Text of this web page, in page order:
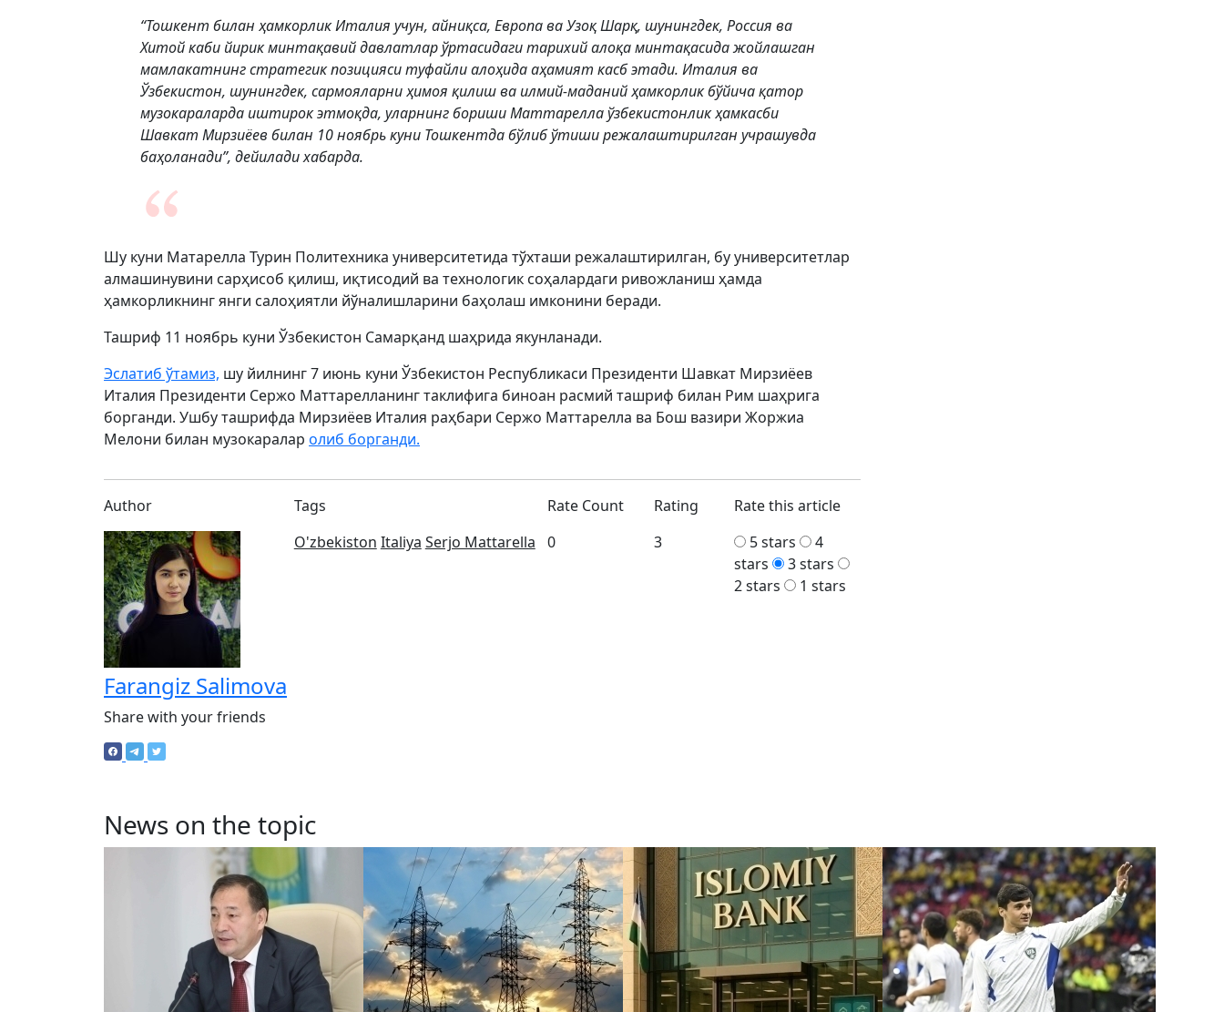
“Тошкент билан ҳамкорлик Италия учун, айниқса, Европа ва Узоқ Шарқ, шунингдек, Россия ва
Хитой каби йирик минтақавий давлатлар ўртасидаги тарихий алоқа минтақасида жойлашган
мамлакатнинг стратегик позицияси туфайли алоҳида аҳамият касб этади. Италия ва
Ўзбекистон, шунингдек, сармояларни ҳимоя қилиш ва илмий-маданий ҳамкорлик бўйича қатор
музокараларда иштирок этмоқда, уларнинг бориши Маттарелла ўзбекистонлик ҳамкасби
Шавкат Мирзиёев билан 10 ноябрь куни Тошкентда бўлиб ўтиши режалаштирилган учрашувда
баҳоланади”, дейилади хабарда.
Шу куни Матарелла Турин Политехника университетида тўхташи режалаштирилган, бу университетлар
алмашинувини сарҳисоб қилиш, иқтисодий ва технологик соҳалардаги ривожланиш ҳамда
ҳамкорликнинг янги салоҳиятли йўналишларини баҳолаш имконини беради.
Ташриф 11 ноябрь куни Ўзбекистон Самарқанд шаҳрида якунланади.
Эслатиб ўтамиз, шу йилнинг 7 июнь куни Ўзбекистон Республикаси Президенти Шавкат Мирзиёев
Италия Президенти Сержо Маттарелланинг таклифига биноан расмий ташриф билан Рим шаҳрига
борганди. Ушбу ташрифда Мирзиёев Италия раҳбари Сержо Маттарелла ва Бош вазири Жоржиа
Мелони билан музокаралар олиб борганди.
Author
Farangiz Salimova
Tags
O'zbekiston Italiya Serjo Mattarella
Rate Count
0
Rating
3
Rate this article
5 stars
4
stars
3 stars
2 stars
1 stars
Share with your friends
News on the topic